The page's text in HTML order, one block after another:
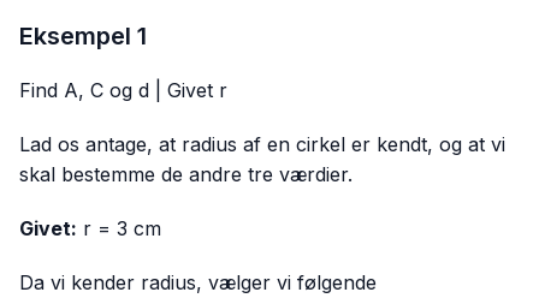
Eksempel 1
Find A, C og d | Givet r
Lad os antage, at radius af en cirkel er kendt, og at vi
skal bestemme de andre tre værdier.
Givet: r = 3 cm
Da vi kender radius, vælger vi følgende